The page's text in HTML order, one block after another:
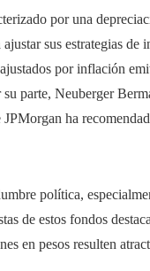
por una
ajustar sus estrategias
por inflación
su parte, Neuberger
ha
política,
de estos fondos
en pesos resulten